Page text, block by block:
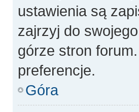
ustawienia są
zajrzyj do
górze stron
preferencje.
Góra